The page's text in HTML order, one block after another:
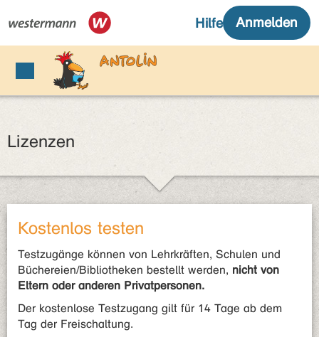
Lizenzen
Kostenlos testen
Testzugänge können von Lehrkräften, Schulen und
Büchereien/Bibliotheken bestellt werden, nicht von
Eltern oder anderen Privatpersonen.
Der kostenlose Testzugang gilt für 14 Tage ab dem
Tag der Freischaltung.